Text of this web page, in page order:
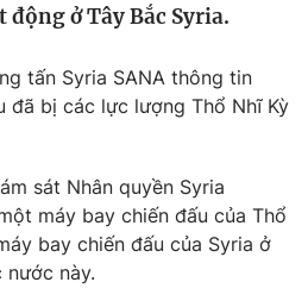
ở Tây Bắc Syria.
tấn Syria SANA thông tin
đã bị các lực lượng Thổ Nhĩ Kỳ
sát Nhân quyền Syria
máy bay chiến đấu của Thổ
bay chiến đấu của Syria ở
nước này.